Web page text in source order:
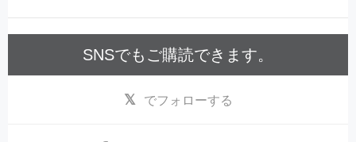
SNSでもご購読できます。
でフォローする